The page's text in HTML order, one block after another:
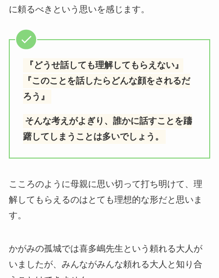
に頼るべきという思いを感じます。
『どうせ話しても理解してもらえない』
『このことを話したらどんな顔をされるだ
ろう』
そんな考えがよぎり、誰かに話すことを躊
躇してしまうことは多いでしょう。
こころのように母親に思い切って打ち明けて、理
解してもらえるのはとても理想的な形だと思いま
す。
かがみの孤城では喜多嶋先生という頼れる大人が
いましたが、みんながみんな頼れる大人と知り合